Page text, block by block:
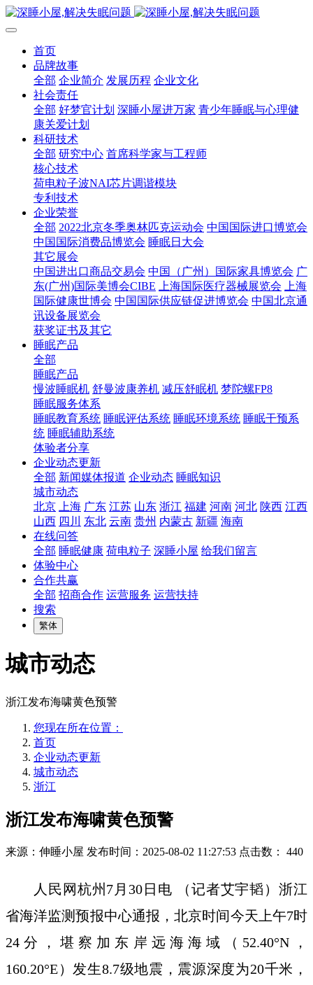
首页
品牌故事
全部 企业简介 发展历程 企业文化
社会责任
全部 好梦官计划 深睡小屋进万家 青少年睡眠与心理健
康关爱计划
科研技术
全部 研究中心 首席科学家与工程师
核心技术
荷电粒子波NAI芯片调谐模块
专利技术
企业荣誉
全部 2022北京冬季奥林匹克运动会 中国国际进口博览会
中国国际消费品博览会 睡眠日大会
其它展会
中国进出口商品交易会 中国（广州）国际家具博览会 广
东(广州)国际美博会CIBE
上海国际医疗器械展览会
上海
国际健康世博会 中国国际供应链促进博览会 中国北京通
讯设备展览会
获奖证书及其它
睡眠产品
全部
睡眠产品
慢波睡眠机 舒曼波康养机 减压舒眠机 梦陀螺FP8
睡眠服务体系
睡眠教育系统 睡眠评估系统 睡眠环境系统 睡眠干预系
统 睡眠辅助系统
体验者分享
企业动态更新
全部 新闻媒体报道 企业动态 睡眠知识
城市动态
北京
上海 广东 江苏 山东 浙江 福建 河南 河北 陕西 江西
山西 四川 东北 云南 贵州 内蒙古 新疆 海南
在线问答
全部 睡眠健康 荷电粒子 深睡小屋 给我们留言
体验中心
合作共赢
全部 招商合作 运营服务 运营扶持
搜索
繁体
城市动态
浙江发布海啸黄色预警
您现在所在位置：
首页
企业动态更新
城市动态
浙江
浙江发布海啸黄色预警
来源：伸睡小屋 发布时间：2025-08-02 11:27:53 点击数： 440
人民网杭州7月30日电 （记者艾宇韬）浙江
省海洋监测预报中心通报，北京时间今天上午7时
24分，堪察加东岸远海海域（52.40°N，
160.20°E）发生8.7级地震，震源深度为20千米，